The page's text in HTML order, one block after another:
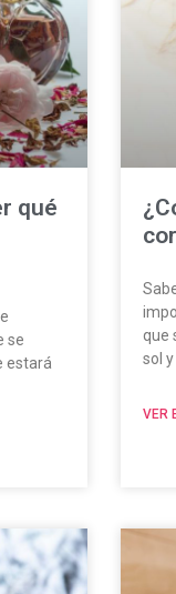
qué
se
estará
que
sol
VER